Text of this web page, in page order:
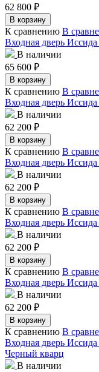
62 800 ₽
В корзину
К сравнению В
Входная дверь
В наличии
65 600 ₽
В корзину
К сравнению В
Входная дверь
В наличии
62 200 ₽
В корзину
К сравнению В
Входная дверь
В наличии
62 200 ₽
В корзину
К сравнению В
Входная дверь
В наличии
62 200 ₽
В корзину
К сравнению В
Входная дверь
В наличии
62 200 ₽
В корзину
К сравнению В
Входная дверь
Черный кварц
В наличии